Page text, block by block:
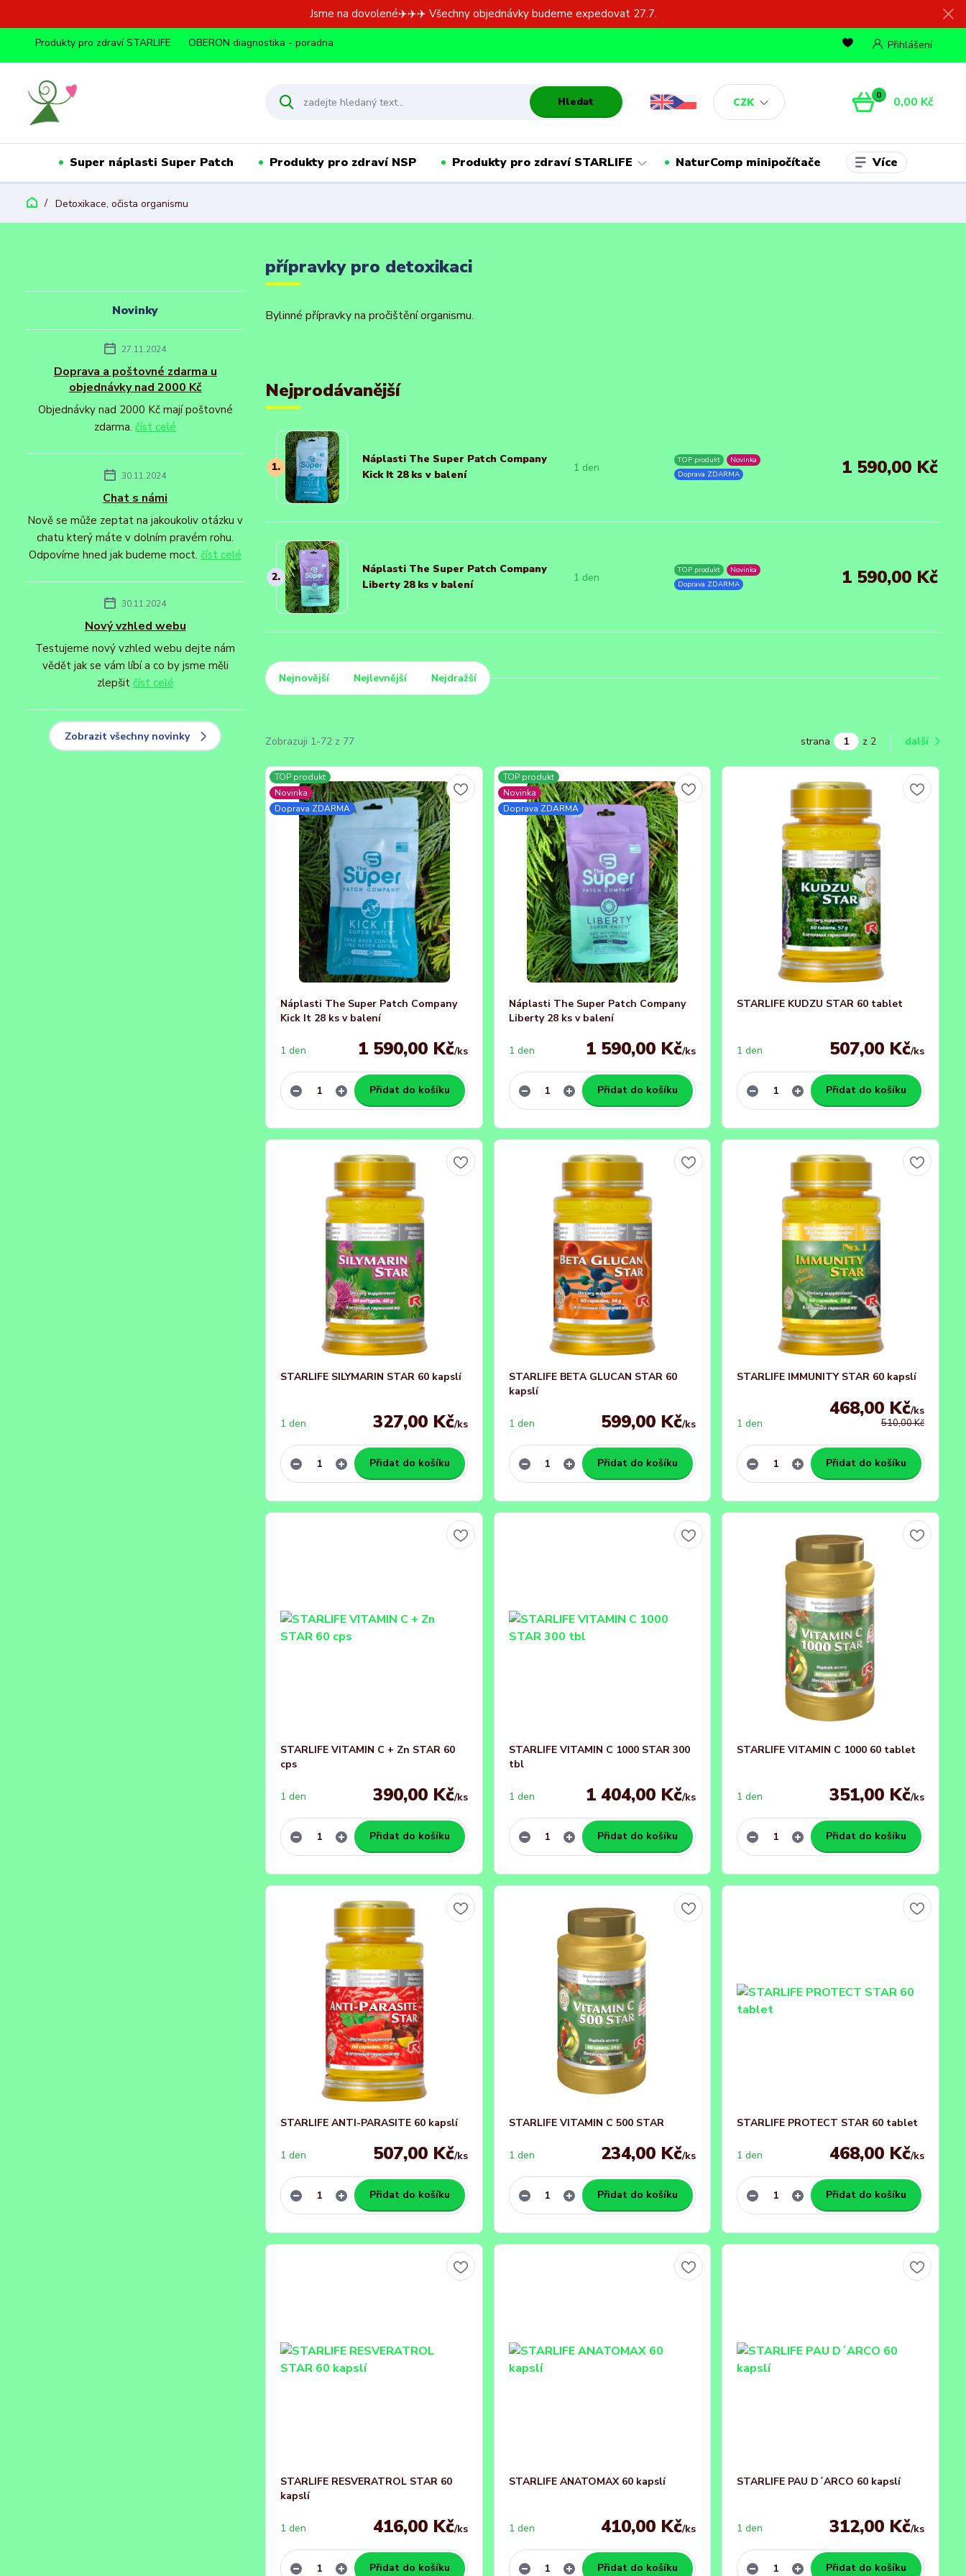
Jsme na dovolené✈️✈️✈️ Všechny objednávky budeme expedovat 27.7.
Produkty pro zdraví STARLIFE OBERON diagnostika - poradna
CZK
Přihlášení
Hledat 0 0,00 Kč
Super náplasti Super Patch Produkty pro zdraví NSP Produkty pro zdraví STARLIFE NaturComp minipočítače Více
Detoxikace, očista organismu
přípravky pro detoxikaci
Bylinné přípravky na pročištění organismu.
Nejprodávanější
1.
Náplasti The Super Patch Company
Kick It 28 ks v balení
1 den
TOP produkt
Novinka
Doprava ZDARMA
1 590,00 Kč
2.
Náplasti The Super Patch Company
Liberty 28 ks v balení
1 den
TOP produkt
Novinka
Doprava ZDARMA
1 590,00 Kč
Nejnovější Nejlevnější Nejdražší
Zobrazuji 1-72 z 77 strana z 2 další
TOP produkt
Novinka
Doprava ZDARMA
Náplasti The Super Patch Company
Kick It 28 ks v balení
1 590,00 Kč/ks
1 den
Přidat do košíku
TOP produkt
Novinka
Doprava ZDARMA
Náplasti The Super Patch Company
Liberty 28 ks v balení
1 590,00 Kč/ks
1 den
Přidat do košíku
STARLIFE KUDZU STAR 60 tablet
507,00 Kč/ks
1 den
Přidat do košíku
STARLIFE SILYMARIN STAR 60 kapslí
327,00 Kč/ks
1 den
Přidat do košíku
STARLIFE BETA GLUCAN STAR 60
kapslí
599,00 Kč/ks
1 den
Přidat do košíku
STARLIFE IMMUNITY STAR 60 kapslí
510,00 Kč
468,00 Kč/ks
1 den
Přidat do košíku
STARLIFE VITAMIN C + Zn STAR 60
cps
390,00 Kč/ks
1 den
Přidat do košíku
STARLIFE VITAMIN C 1000 STAR 300
tbl
1 404,00 Kč/ks
1 den
Přidat do košíku
STARLIFE VITAMIN C 1000 60 tablet
351,00 Kč/ks
1 den
Přidat do košíku
STARLIFE ANTI-PARASITE 60 kapslí
507,00 Kč/ks
1 den
Přidat do košíku
STARLIFE VITAMIN C 500 STAR
234,00 Kč/ks
1 den
Přidat do košíku
STARLIFE PROTECT STAR 60 tablet
468,00 Kč/ks
1 den
Přidat do košíku
STARLIFE RESVERATROL STAR 60
kapslí
416,00 Kč/ks
1 den
Přidat do košíku
STARLIFE ANATOMAX 60 kapslí
410,00 Kč/ks
1 den
Přidat do košíku
STARLIFE PAU D´ARCO 60 kapslí
312,00 Kč/ks
1 den
Přidat do košíku
Novinky
27.11.2024
Doprava a poštovné zdarma u
objednávky nad 2000 Kč
Objednávky nad 2000 Kč mají poštovné
zdarma.číst celé
30.11.2024
Chat s námi
Nově se může zeptat na jakoukoliv otázku v
chatu který máte v dolním pravém rohu.
Odpovíme hned jak budeme moct.číst celé
30.11.2024
Nový vzhled webu
Testujeme nový vzhled webu dejte nám
vědět jak se vám líbí a co by jsme měli
zlepšit číst celé
Zobrazit všechny novinky